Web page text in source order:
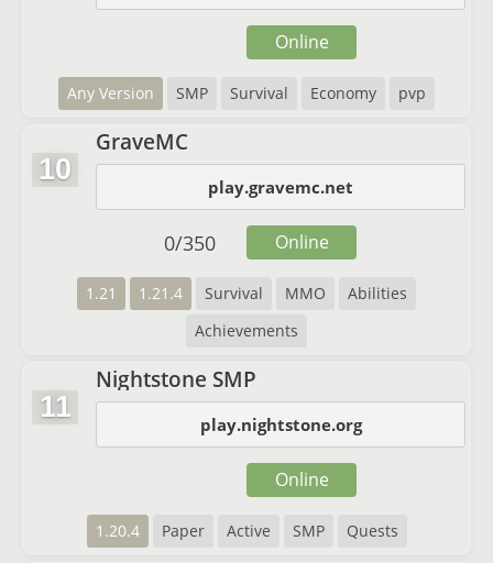
Any Version SMP Survival Economy pvp
Online
10
GraveMC
play.gravemc.net
1.21 1.21.4 Survival MMO
Abilities
Achievements
0/350 Online
11
Nightstone SMP
play.nightstone.org
1.20.4 Paper Active SMP Quests
Online